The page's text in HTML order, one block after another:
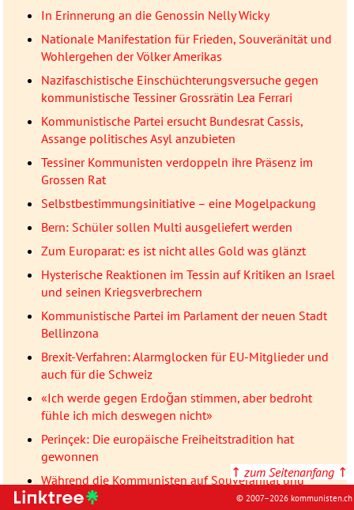
In Erinnerung an die Genossin Nelly Wicky
Nationale Manifestation für Frieden, Souveränität und
Wohlergehen der Völker Amerikas
Nazifaschistische Einschüchterungsversuche gegen
kommunistische Tessiner Grossrätin Lea Ferrari
Kommunistische Partei ersucht Bundesrat Cassis,
Assange politisches Asyl anzubieten
Tessiner Kommunisten verdoppeln ihre Präsenz im
Grossen Rat
Selbstbestimmungsinitiative – eine Mogelpackung
Bern: Schüler sollen Multi ausgeliefert werden
Zum Europarat: es ist nicht alles Gold was glänzt
Hysterische Reaktionen im Tessin auf Kritiken an Israel
und seinen Kriegsverbrechern
Kommunistische Partei im Parlament der neuen Stadt
Bellinzona
Brexit-Verfahren: Alarmglocken für EU-Mitglieder und
auch für die Schweiz
«Ich werde gegen Erdoğan stimmen, aber bedroht
fühle ich mich deswegen nicht»
Perinçek: Die europäische Freiheitstradition hat
gewonnen
Während die Kommunisten auf Souveränität und
Kooperation beharren, bestätigen die
↑ zum Seitenanfang ↑
© 2007–2026 kommunisten.ch